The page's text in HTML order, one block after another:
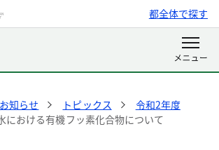
都全体で探す
お知らせ トピックス
令和2年度
における有機フッ素化合物について